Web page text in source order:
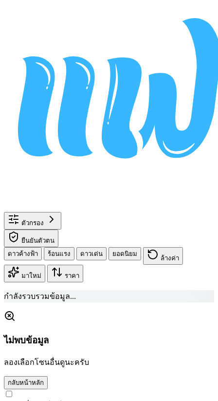
ตัวกรอง
ยืนยันตัวตน
ดาวค้างฟ้า
ร้อนแรง ดาวเด่น ยอดนิยม
ล้างค่า
มาใหม่ ราคา
กำลังรวบรวมข้อมูล...
ไม่พบข้อมูล
ลองเลือกโซนอื่นดูนะครับ
กลับหน้าหลัก